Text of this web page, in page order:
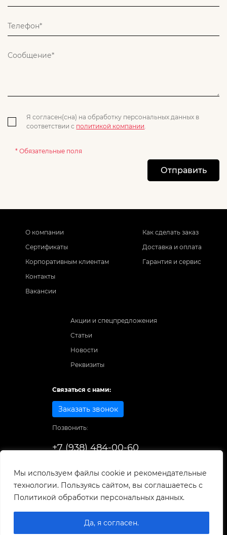
Мы используем файлы cookie и рекомендательные
технологии. Пользуясь сайтом, вы соглашаетесь с
Политикой обработки персональных данных.
Да, я согласен.
Я согласен(сна) на обработку персональных данных в
соответствии с политикой компании
* Обязательные поля
Отправить
О компании
Сертификаты
Корпоративным клиентам
Контакты
Вакансии
Как сделать заказ
Доставка и оплата
Гарантия и сервис
Акции и спецпредложения
Статьи
Новости
Реквизиты
Связаться с нами:
Заказать звонок
Позвонить:
+7 (938) 484-00-60
© 1998-2025
0